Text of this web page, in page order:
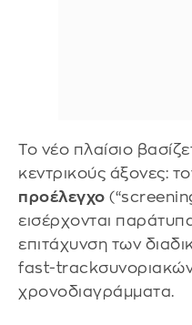
Το νέο πλαίσιο
κεντρικούς άξονες:
προέλεγχο
εισέρχονται
επιτάχυνση των
fast-trackσυνοριακών
χρονοδιαγράμματα.